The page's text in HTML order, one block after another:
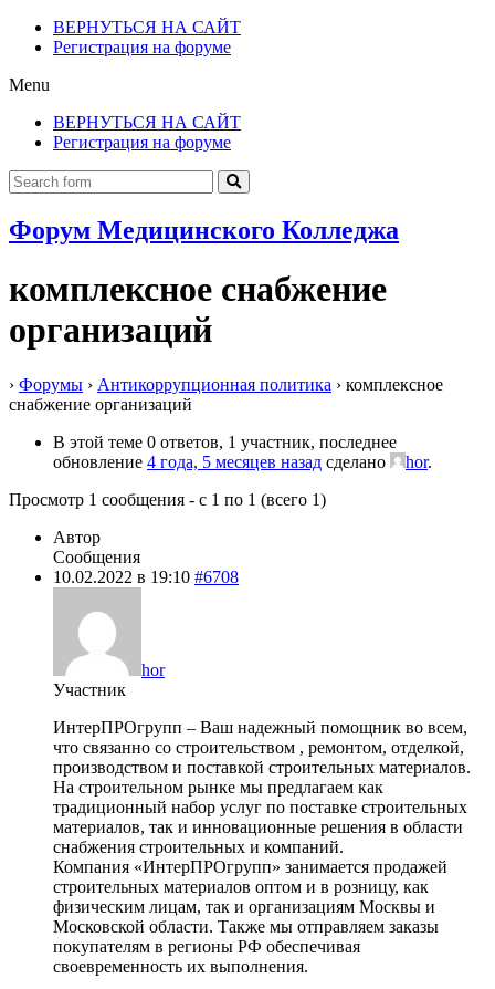
ВЕРНУТЬСЯ НА САЙТ
Регистрация на форуме
Menu
ВЕРНУТЬСЯ НА САЙТ
Регистрация на форуме
Форум Медицинского Колледжа
комплексное снабжение
организаций
› Форумы › Антикоррупционная политика › комплексное
снабжение организаций
В этой теме 0 ответов, 1 участник, последнее
обновление 4 года, 5 месяцев назад сделано hor.
Просмотр 1 сообщения - с 1 по 1 (всего 1)
Автор
Сообщения
10.02.2022 в 19:10 #6708
hor
Участник
ИнтерПРОгрупп – Ваш надежный помощник во всем,
что связанно со строительством , ремонтом, отделкой,
производством и поставкой строительных материалов.
На строительном рынке мы предлагаем как
традиционный набор услуг по поставке строительных
материалов, так и инновационные решения в области
снабжения строительных и компаний.
Компания «ИнтерПРОгрупп» занимается продажей
строительных материалов оптом и в розницу, как
физическим лицам, так и организациям Москвы и
Московской области. Также мы отправляем заказы
покупателям в регионы РФ обеспечивая
своевременность их выполнения.